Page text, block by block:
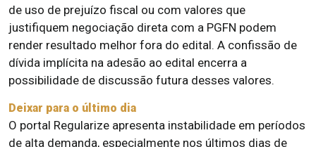
de uso de prejuízo fiscal ou com valores que
justifiquem negociação direta com a PGFN podem
render resultado melhor fora do edital. A confissão de
dívida implícita na adesão ao edital encerra a
possibilidade de discussão futura desses valores.
Deixar para o último dia
O portal Regularize apresenta instabilidade em períodos
de alta demanda, especialmente nos últimos dias de